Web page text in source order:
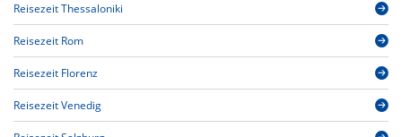
Reisezeit Thessaloniki
Reisezeit Rom
Reisezeit Florenz
Reisezeit Venedig